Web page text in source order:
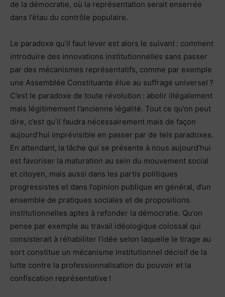
de la démocratie, où la représentation serait enserrée
dans l’étau du contrôle populaire.
Le paradoxe qu’il faut lever est alors le suivant : comment
introduire des innovations institutionnelles sans passer
par des mécanismes représentatifs, comme par exemple
une Assemblée Constituante élue au suffrage universel ?
C’est le paradoxe de toute révolution : abolir illégalement
mais légitimement l’ancienne légalité. Tout ce qu’on peut
dire, c’est qu’il faudra nécessairement mais de façon
aujourd’hui imprévisible en passer par de tels paradoxes.
En attendant, la tâche qui se présente à nous aujourd’hui
est favoriser la maturation au sein du mouvement social
et citoyen, mais aussi dans les partis politiques
progressistes et dans l’opinion publique en général, d’un
ensemble de pratiques sociales et de propositions
institutionnelles aptes à refonder la démocratie. Qu’on
pense par exemple au travail idéologique colossal qui
consisterait à réhabiliter l’idée selon laquelle le tirage au
sort constitue un mécanisme institutionnel décisif de la
lutte contre la professionnalisation du pouvoir et la
confiscation représentative !